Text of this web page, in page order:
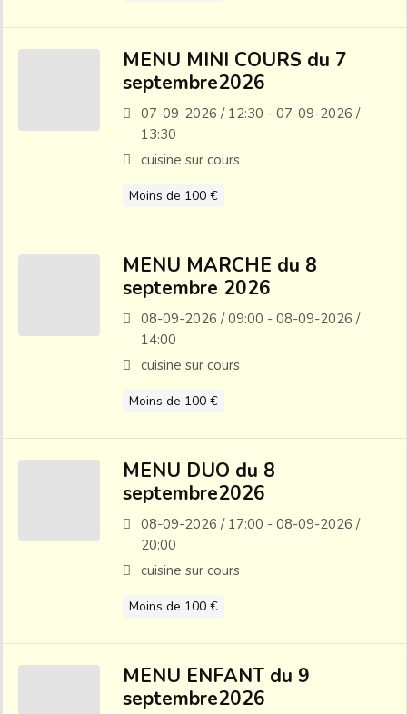
MENU MINI COURS du 7
septembre2026
07-09-2026 / 12:30 - 07-09-2026 /
13:30
cuisine sur cours
Moins de 100 €
MENU MARCHE du 8
septembre 2026
08-09-2026 / 09:00 - 08-09-2026 /
14:00
cuisine sur cours
Moins de 100 €
MENU DUO du 8
septembre2026
08-09-2026 / 17:00 - 08-09-2026 /
20:00
cuisine sur cours
Moins de 100 €
MENU ENFANT du 9
septembre2026